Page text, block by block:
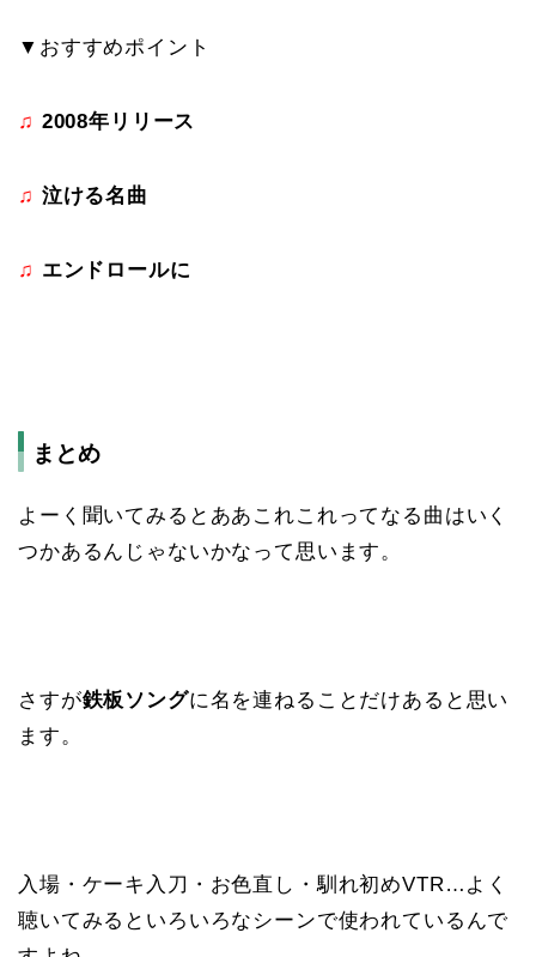
▼おすすめポイント
♫ 2008年リリース
♫ 泣ける名曲
♫ エンドロールに
まとめ
よーく聞いてみるとああこれこれってなる曲はいく
つかあるんじゃないかなって思います。
さすが鉄板ソングに名を連ねることだけあると思い
ます。
入場・ケーキ入刀・お色直し・馴れ初めVTR…よく
聴いてみるといろいろなシーンで使われているんで